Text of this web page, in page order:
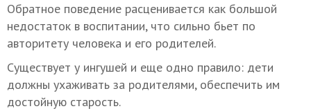
Обратное поведение расценивается как большой
недостаток в воспитании, что сильно бьет по
авторитету человека и его родителей.
Существует у ингушей и еще одно правило: дети
должны ухаживать за родителями, обеспечить им
достойную старость.